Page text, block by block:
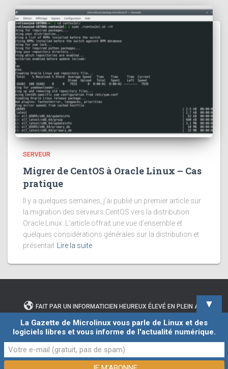
SERVEUR
Migrer de CentOS à Oracle Linux – Cas
pratique
Il y a quelques semaines, j’ai publié un premier article sur
la migration des serveurs CentOS vers la distribution
Oracle Linux. L’article offrait une vue d’ensemble et
quelques considérations générales sur la distribution et
présentait
Lire la suite
FAIT PAR UN INFORMATICIEN HEUREUX ÉLEVÉ EN PLEIN AIR
CONTACTER L’AUTEUR DE CE BLOG
Hestia | Développé par
▼
La Gazette de Microlinux vous parle de Linux et des
logiciels libres et vous informe de l'actualité numérique.